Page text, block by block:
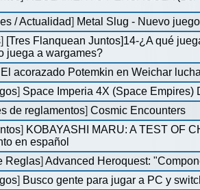
/ Actualidad] Metal Slug - Nuevo
] [Tres Flanquean Juntos]14-¿A qué
juega a wargames?
El acorazado Potemkin en Weichar
] Space Imperia 4X (Space Empires)
de reglamentos]Cosmic Encounters
] KOBAYASHI MARU: A TEST OF
en español
Reglas]Advanced Heroquest:
] Busco gente para jugar a PC y